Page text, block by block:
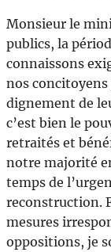
Monsieur le
publics, la
connaissons
nos
dignement de
c’est bien le
retraités et
notre majorité
temps de
reconstruction.
mesures
oppositions, je